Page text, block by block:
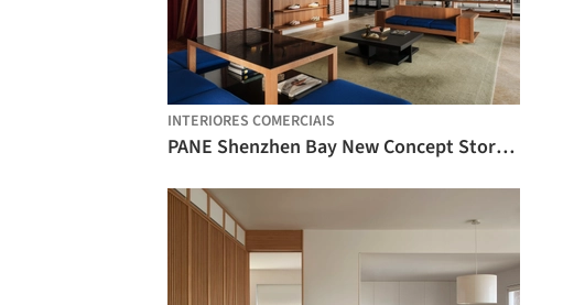
INTERIORES COMERCIAIS
PANE Shenzhen Bay New Concept Store / say architects